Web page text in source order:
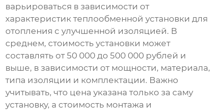
варьироваться в зависимости от
характеристиктеплообменной установки для
отопления с улучшенной изоляцией. В
среднем, стоимость установки может
составлять от 50 000 до 500 000 рублей и
выше, в зависимости от мощности, материала,
типа изоляции и комплектации. Важно
учитывать, что цена указана только за саму
установку, а стоимость монтажа и